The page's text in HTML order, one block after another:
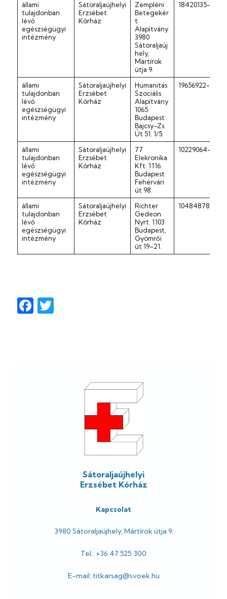
állami
tulajdonban
lévő
egészségügyi
intézmény
Sátoraljaújhelyi
Erzsébet
Kórház
Zempléni
Betegekér
t
Alapítvány
3980
Sátoraljaúj
hely,
Mártírok
útja 9.
18420135-1-05
állami
tulajdonban
lévő
egészségügyi
intézmény
Sátoraljaújhelyi
Erzsébet
Kórház
Humanitás
Szociális
Alapítvány
1065
Budapest
Bajcsy-Zs.
Út 51. 1/5.
19656922-1-42
állami
tulajdonban
lévő
egészségügyi
intézmény
Sátoraljaújhelyi
Erzsébet
Kórház
77
Elekronika
Kft. 1116
Budapest
Fehérvári
út 98.
10229064-2-44
állami
tulajdonban
lévő
egészségügyi
intézmény
Sátoraljaújhelyi
Erzsébet
Kórház
Richter
Gedeon
Nyrt. 1103
Budapest,
Gyömrői
út 19–21.
10484878-2-
Facebook
Sátoraljaújhelyi
Erzsébet Kórház
Kapcsolat
3980 Sátoraljaújhely, Mártírok útja 9.
Tel.: +36 47 525 300
E-mail: titkarsag@svoek.hu